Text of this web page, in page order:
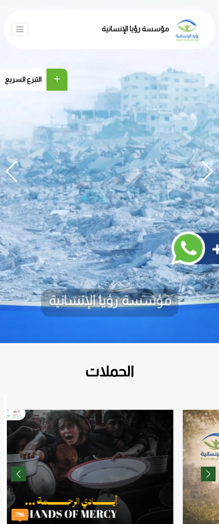
مؤسسة رؤيا الإنسانية
مؤسسة رؤيا الإنسانية
مؤسسة رؤيا الإنسانية
التبرع السريع
الحملات
75%